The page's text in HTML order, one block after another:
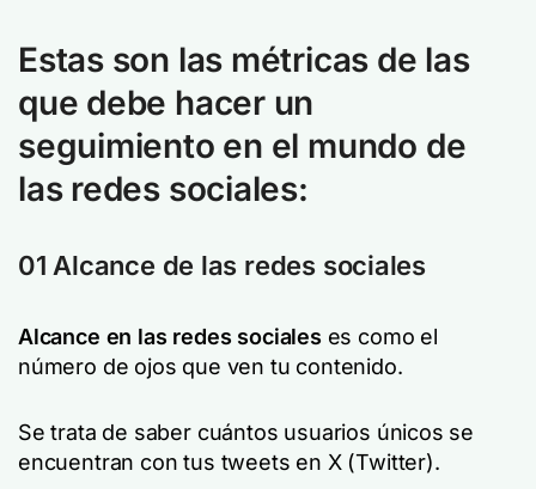
Estas son las métricas de las
que debe hacer un
seguimiento en el mundo de
las redes sociales:
01 Alcance de las redes sociales
Alcance en las redes sociales es como el
número de ojos que ven tu contenido.
Se trata de saber cuántos usuarios únicos se
encuentran con tus tweets en X (Twitter).